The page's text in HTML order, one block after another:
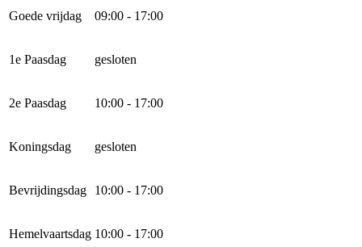
Goede vrijdag 09:00 - 17:00
1e Paasdag gesloten
2e Paasdag 10:00 - 17:00
Koningsdag gesloten
Bevrijdingsdag 10:00 - 17:00
Hemelvaartsdag 10:00 - 17:00